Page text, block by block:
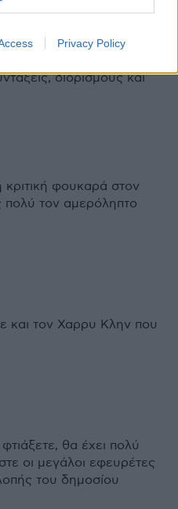
Privacy Policy
σάλια και την μασέλα
διορισμούς και
φουκαρά στον
τον αμερόληπτο
τον Χαρρυ Κλην που
θα έχει πολύ
οι μεγάλοι εφευρέτες
του δημοσίου